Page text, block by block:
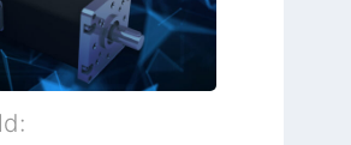
c
h
e
t
e